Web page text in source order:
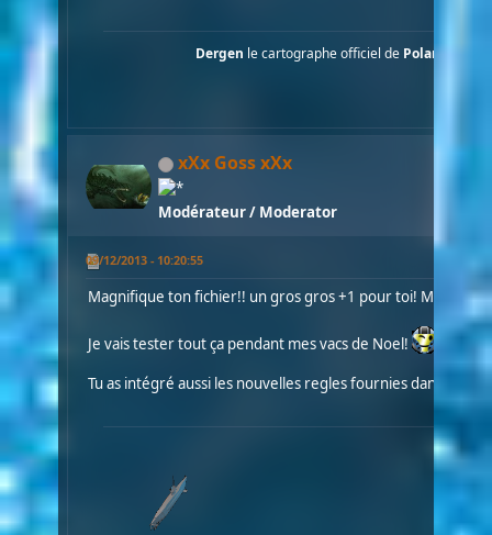
Dergen le cartographe officiel de Polaris
xXx Goss xXx
Modérateur / Moderator
09/12/2013 - 10:20:55
Magnifique ton fichier!! un gros gros +1 pour toi! Merci
Je vais tester tout ça pendant mes vacs de Noel!
Tu as intégré aussi les nouvelles regles fournies dans le GT